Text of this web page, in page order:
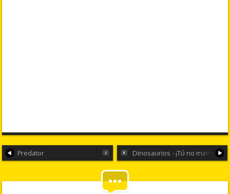
Predator Dinosaurios - ¡Tú no mami!